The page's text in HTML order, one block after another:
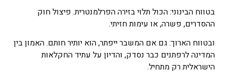
בטווח הבינוני: הכול תלוי בזירה הפרלמנטרית. פיצול חוק
ההסדרים, פשרה, או עימות חזיתי.
ובטווח הארוך: גם אם המשבר ייפתר, הוא יותיר חותם. האמון בין
המדינה לרפתנים כבר נסדק, והדיון על עתיד החקלאות
הישראלית רק מתחיל.